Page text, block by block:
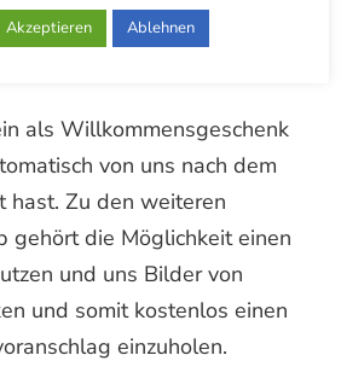
Angeboten,
als Willkommensgeschenk
von uns nach dem
hast. Zu den weiteren
gehört die Möglichkeit einen
und uns Bilder von
und somit kostenlos einen
einzuholen.
Akzeptieren Ablehnen